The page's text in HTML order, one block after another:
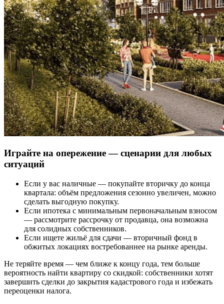
Играйте на опережение — сценарии для любых
ситуаций
Если у вас наличные — покупайте вторичку до конца
квартала: объём предложения сезонно увеличен, можно
сделать выгодную покупку.
Если ипотека с минимальным первоначальным взносом
— рассмотрите рассрочку от продавца, она возможна
для солидных собственников.
Если ищете жильё для сдачи — вторичный фонд в
обжитых локациях востребованнее на рынке аренды.
Не теряйте время — чем ближе к концу года, тем больше
вероятность найти квартиру со скидкой: собственники хотят
завершить сделки до закрытия кадастрового года и избежать
переоценки налога.